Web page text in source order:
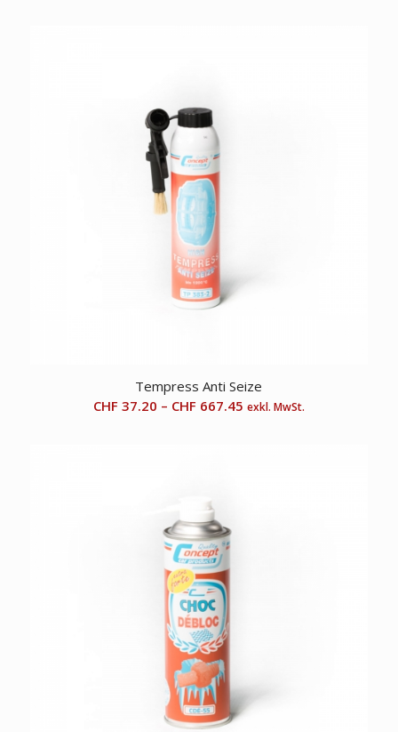
Tempress Anti Seize
CHF 37.20 – CHF 667.45 exkl. MwSt.